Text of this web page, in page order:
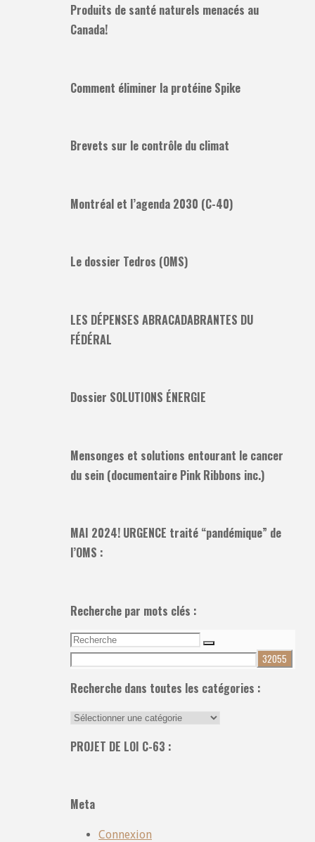
Produits de santé naturels menacés au
Canada!
Comment éliminer la protéine Spike
Brevets sur le contrôle du climat
Montréal et l’agenda 2030 (C-40)
Le dossier Tedros (OMS)
LES DÉPENSES ABRACADABRANTES DU
FÉDÉRAL
Dossier SOLUTIONS ÉNERGIE
Mensonges et solutions entourant le cancer
du sein (documentaire Pink Ribbons inc.)
MAI 2024! URGENCE traité “pandémique” de
l’OMS :
Recherche par mots clés :
Recherche
pour:
Recherche
Recherche dans toutes les catégories :
Recherche
toutes
PROJET DE LOI C-63 :
Meta
Connexion